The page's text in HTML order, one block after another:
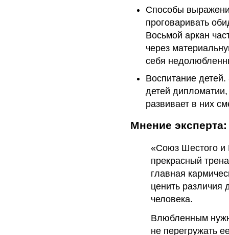
Способы
проговаривать
Восьмой аркан
через
себя
Воспитание
детей
развивает в них
Мнение
«Союз Шестого и
прекрасный
главная
ценить различия
человека.
Влюбленным
не перегружать